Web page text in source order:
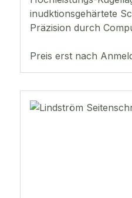
inudktionsgehärtete
Präzision durch
bis 2,0mm
Preis erst nach